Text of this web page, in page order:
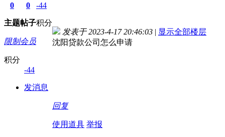
0
主题
0
帖子
-44
积分
限制会员
积分
-44
发消息
发表于 2023-4-17 20:46:03 | 显示全部楼层
沈阳贷款公司怎么申请
回复
使用道具 举报